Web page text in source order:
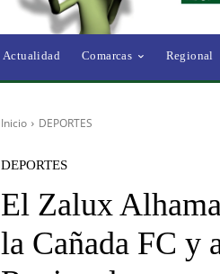
Actualidad Comarcas Regional
Inicio DEPORTES
DEPORTES
El Zalux
la Cañada FC y